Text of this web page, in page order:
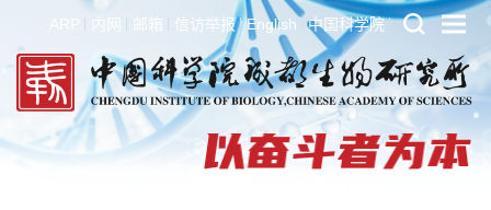
ARP 内网 邮箱 信访举报 English 中国科学院